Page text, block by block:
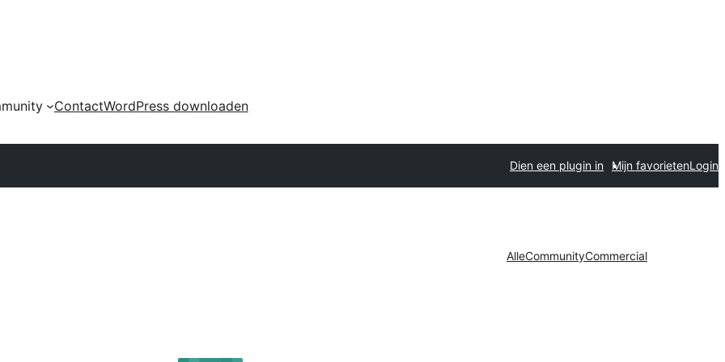
ContactWordPress downloaden
Dien een plugin in Mijn favorietenLogin
AlleCommunityCommercial